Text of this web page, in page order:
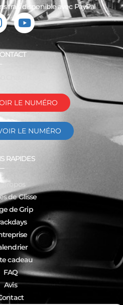
frais disponible avec PayPal
LE NUMÉRO
LE NUMÉRO
RAPIDES
propos
de Glisse
de Grip
cadeau
FAQ
Avis